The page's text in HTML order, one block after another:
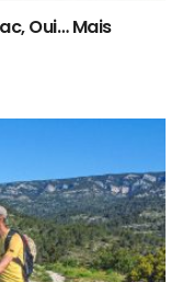
Oui… Mais